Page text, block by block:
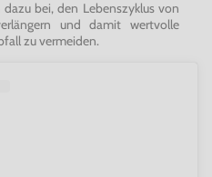
bei, den Lebenszyklus von
und damit wertvolle
zu vermeiden.